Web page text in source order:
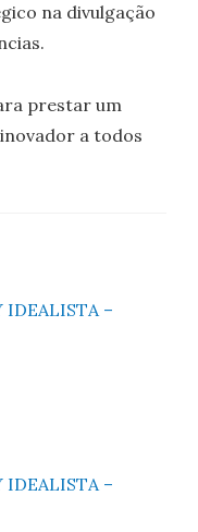
na divulgação
prestar um
a todos
IDEALISTA –
IDEALISTA –